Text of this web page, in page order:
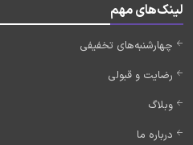
لینک‌های مهم
چهارشنبه‌های تخفیفی
رضایت و قبولی
وبلاگ
درباره ما